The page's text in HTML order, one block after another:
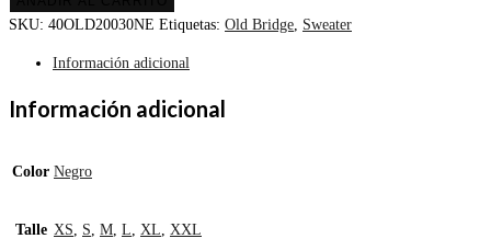
SKU: 40OLD20030NE Etiquetas: Old Bridge, Sweater
Información adicional
Información adicional
Color Negro
Talle XS, S, M, L, XL, XXL